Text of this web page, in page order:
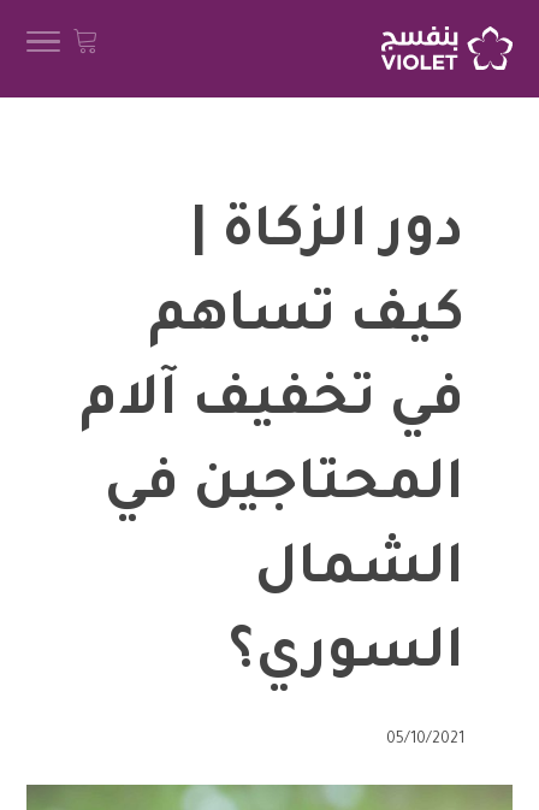
دور الزكاة |
كيف تساهم
في تخفيف آلام
المحتاجين في
الشمال
السوري؟
05/10/2021